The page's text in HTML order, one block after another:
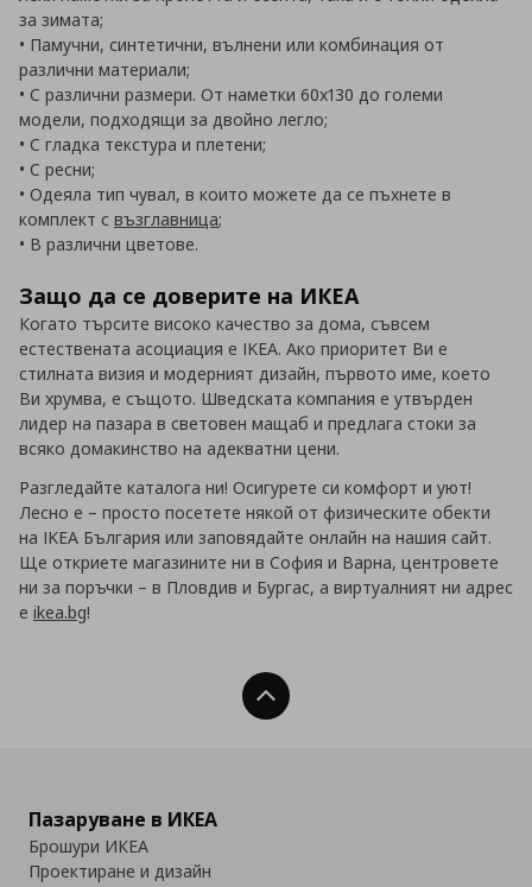
за зимата;
• Памучни, синтетични, вълнени или комбинация от
различни материали;
• С различни размери. От наметки 60х130 до големи
модели, подходящи за двойно легло;
• С гладка текстура и плетени;
• С ресни;
• Одеяла тип чувал, в които можете да се пъхнете в
комплект с възглавница;
• В различни цветове.
Защо да се доверите на ИКЕА
Когато търсите високо качество за дома, съвсем
естествената асоциация е IKEA. Ако приоритет Ви е
стилната визия и модерният дизайн, първото име, което
Ви хрумва, е същото. Шведската компания е утвърден
лидер на пазара в световен мащаб и предлага стоки за
всяко домакинство на адекватни цени.
Разгледайте каталога ни! Осигурете си комфорт и уют!
Лесно е – просто посетете някой от физическите обекти
на IKEA България или заповядайте онлайн на нашия сайт.
Ще откриете магазините ни в София и Варна, центровете
ни за поръчки – в Пловдив и Бургас, а виртуалният ни адрес
е ikea.bg!
Нагоре
Пазаруване в ИКЕА
Брошури ИКЕА
Проектиране и дизайн